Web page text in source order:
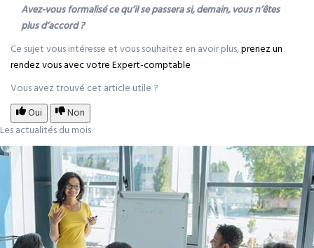
Avez-vous formalisé ce qu’il se passera si, demain, vous n’êtes
plus d’accord ?
Ce sujet vous intéresse et vous souhaitez en avoir plus,prenez un
rendez vous avec votre Expert-comptable
Vous avez trouvé cet article utile ?
Oui
Non
Les actualités du mois